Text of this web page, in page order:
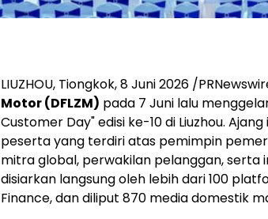
LIUZHOU, Tiongkok, 8 Juni 2026 /
Motor (DFLZM) pada 7 Juni lalu
Customer Day" edisi ke-10 di Liuzhou.
peserta yang terdiri atas pemimpin
mitra global, perwakilan pelanggan, serta
disiarkan langsung oleh lebih dari 100
Finance, dan diliput 870 media domestik